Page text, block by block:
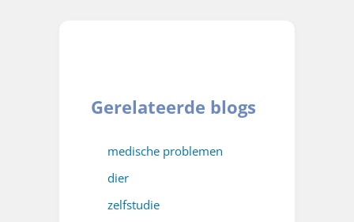
Gerelateerde blogs
medische problemen
dier
zelfstudie